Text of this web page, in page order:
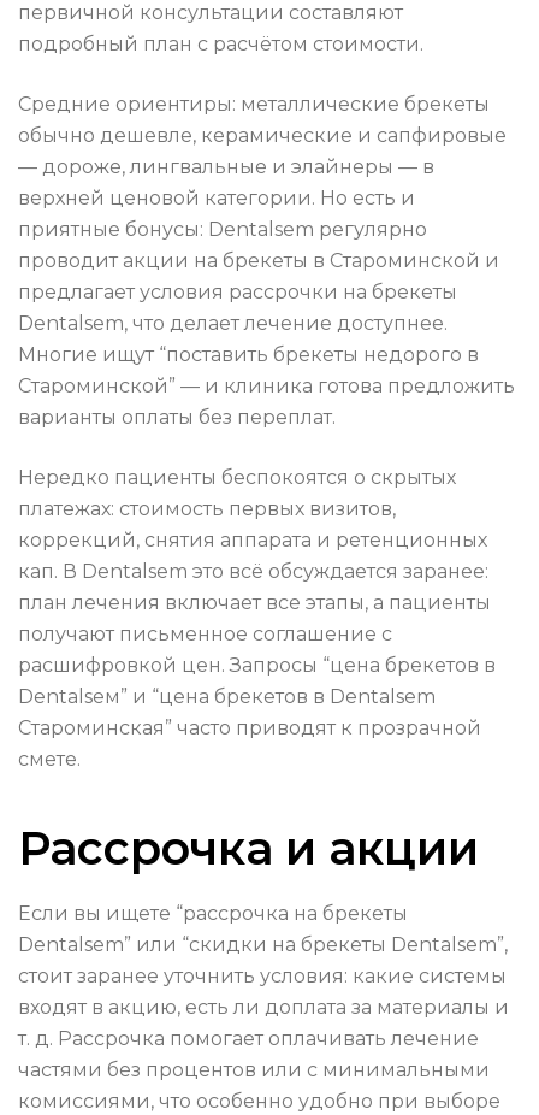
первичной консультации составляют
подробный план с расчётом стоимости.
Средние ориентиры: металлические брекеты
обычно дешевле, керамические и сапфировые
— дороже, лингвальные и элайнеры — в
верхней ценовой категории. Но есть и
приятные бонусы: Dentalsem регулярно
проводит акции на брекеты в Староминской и
предлагает условия рассрочки на брекеты
Dentalsem, что делает лечение доступнее.
Многие ищут “поставить брекеты недорого в
Староминской” — и клиника готова предложить
варианты оплаты без переплат.
Нередко пациенты беспокоятся о скрытых
платежах: стоимость первых визитов,
коррекций, снятия аппарата и ретенционных
кап. В Dentalsem это всё обсуждается заранее:
план лечения включает все этапы, а пациенты
получают письменное соглашение с
расшифровкой цен. Запросы “цена брекетов в
Dentalseм” и “цена брекетов в Dentalsem
Староминская” часто приводят к прозрачной
смете.
Рассрочка и акции
Если вы ищете “рассрочка на брекеты
Dentalsem” или “скидки на брекеты Dentalsem”,
стоит заранее уточнить условия: какие системы
входят в акцию, есть ли доплата за материалы и
т. д. Рассрочка помогает оплачивать лечение
частями без процентов или с минимальными
комиссиями, что особенно удобно при выборе